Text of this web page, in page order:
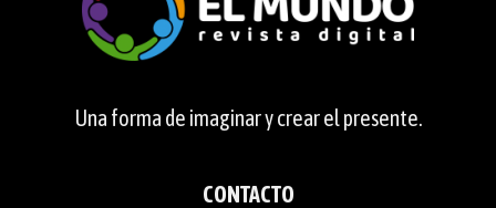
Una forma de imaginar y crear el presente.
CONTACTO